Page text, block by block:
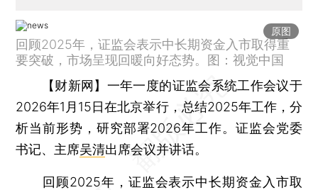
原图
回顾2025年，证监会表示中长期资金入市取得重
要突破，市场呈现回暖向好态势。图：视觉中国
【财新网】 一年一度的证监会系统工作会议于
2026年1月15日在北京举行，总结2025年工作，分
析当前形势，研究部署2026年工作。证监会党委
书记、主席吴清出席会议并讲话。
回顾2025年，证监会表示中长期资金入市取